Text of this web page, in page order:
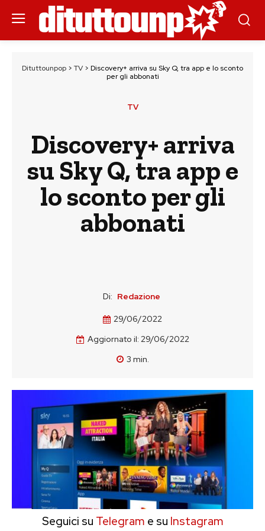
Dituttounpop > TV > Discovery+ arriva su Sky Q, tra app e lo sconto
per gli abbonati
TV
Discovery+ arriva
su Sky Q, tra app e
lo sconto per gli
abbonati
Di: Redazione
29/06/2022
Aggiornato il: 29/06/2022
3 min.
Seguici su Telegram e su Instagram